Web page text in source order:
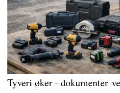
Tyveri øker - dokumenter